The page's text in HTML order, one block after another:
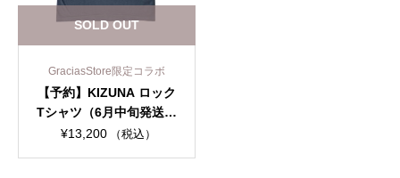
GraciasStore限定コラボ
【予約】KIZUNA ロック
Tシャツ（6月中旬発送予
定）
¥13,200 （税込）
SOLD OUT